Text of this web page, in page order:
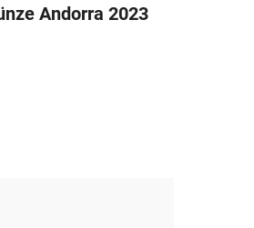
Andorra 2023